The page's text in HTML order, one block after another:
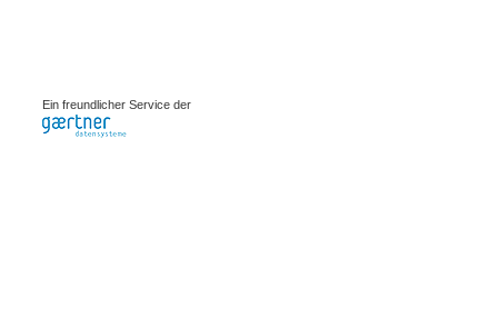
Ein freundlicher Service der